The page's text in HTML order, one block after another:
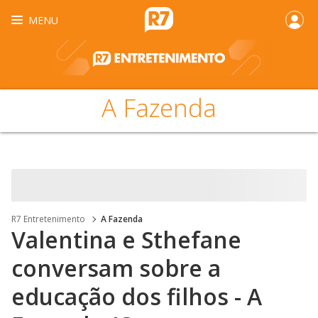
MENU
A Fazenda
R7 Entretenimento A Fazenda
Valentina e Sthefane
conversam sobre a
educação dos filhos - A